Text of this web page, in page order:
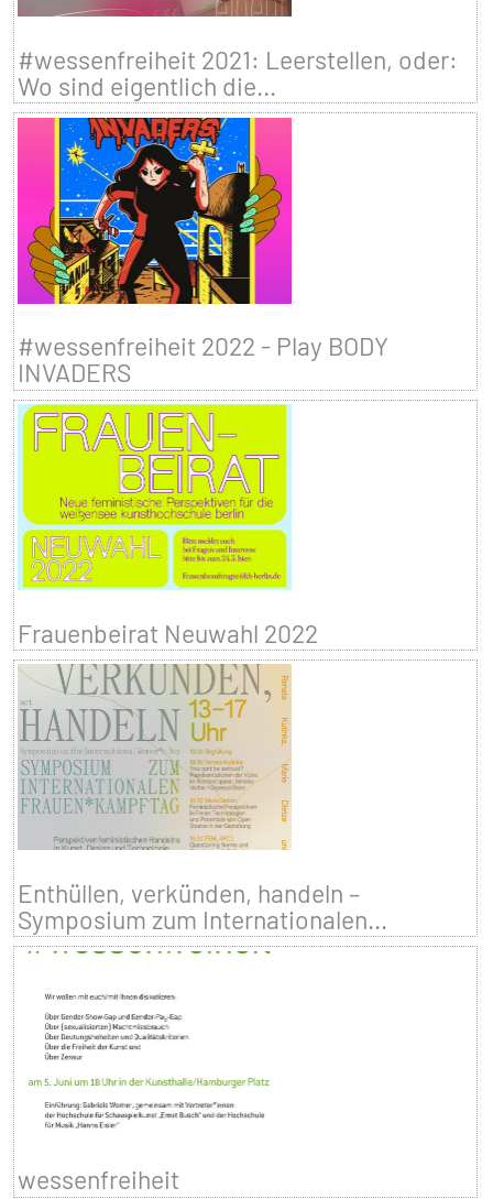
#wessenfreiheit 2021: Leerstellen, oder:
Wo sind eigentlich die...
#wessenfreiheit 2022 - Play BODY
INVADERS
Frauenbeirat Neuwahl 2022
Enthüllen, verkünden, handeln –
Symposium zum Internationalen...
wessenfreiheit